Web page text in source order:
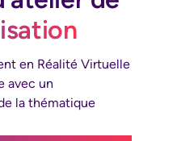
en Réalité Virtuelle
avec un
la thématique